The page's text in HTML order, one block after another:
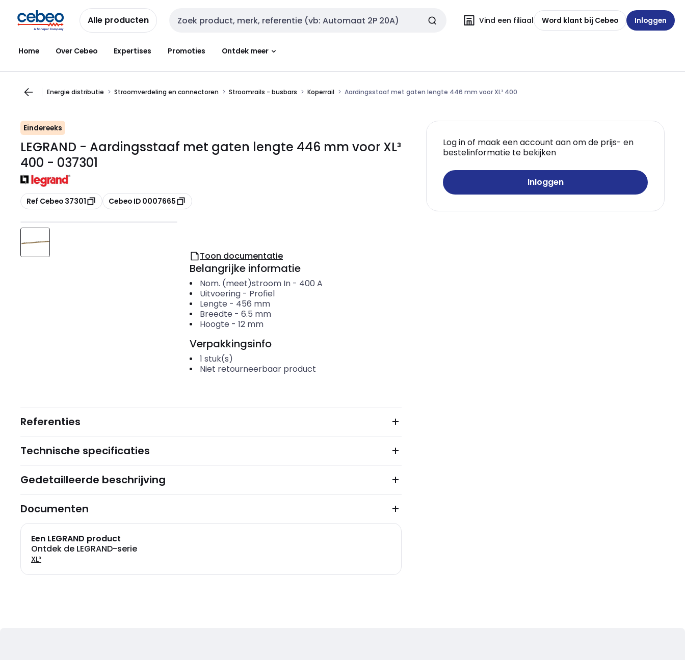
naar
navigatie
naar
inhoud
Alle producten Zoekveld invoer Vind een filiaal Word klant bij Cebeo Inloggen
Home Over Cebeo Expertises Promoties Ontdek meer
Energie distributie Stroomverdeling en connectoren Stroomrails - busbars Koperrail Aardingsstaaf met gaten lengte 446 mm voor XL³ 400
Eindereeks
LEGRAND - Aardingsstaaf met gaten lengte 446 mm voor XL³
400 - 037301
Kopiëren
Ref Cebeo 37301 Kopiëren
Cebeo ID 0007665
Log in of maak een account aan om de prijs- en
bestelinformatie te bekijken
Inloggen
Toon documentatie
Belangrijke informatie
Nom. (meet)stroom In- 400 A
Uitvoering- Profiel
Lengte - 456 mm
Breedte - 6.5 mm
Hoogte - 12 mm
Verpakkingsinfo
1 stuk(s)
Niet retourneerbaar product
Referenties
Technische specificaties
Gedetailleerde beschrijving
Documenten
Een LEGRAND product
Ontdek de LEGRAND-serie
XL³